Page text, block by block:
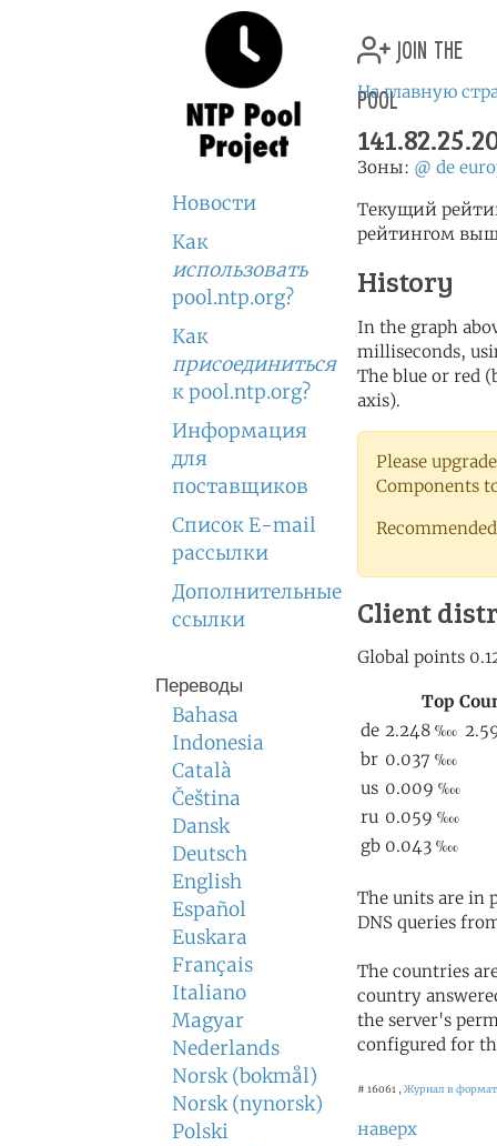
Новости
Как
использовать
pool.ntp.org?
Как
присоединиться
к pool.ntp.org?
Информация
для
поставщиков
Список E-mail
рассылки
Дополнительные
ссылки
Переводы
Bahasa
Indonesia
Català
Čeština
Dansk
Deutsch
English
Español
Euskara
Français
Italiano
Magyar
Nederlands
Norsk (bokmål)
Norsk (nynorsk)
Polski
join the
pool
На главную
Зоны: @ de
Текущий
рейтингом
History
In the graph
milliseconds,
The blue or red
axis).
Please
Components
Client
The units are in
DNS queries
The countries
country
the server's
configured for
# 16061 , Журнал в
наверх